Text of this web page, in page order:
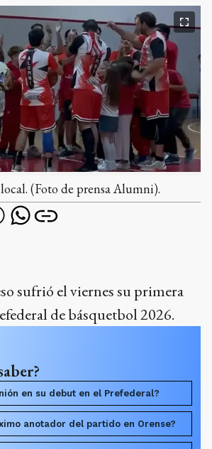
(Foto de prensa Alumni).
sufrió el viernes su primera
de básquetbol 2026.
en su debut en el Prefederal?
anotador del partido en Orense?